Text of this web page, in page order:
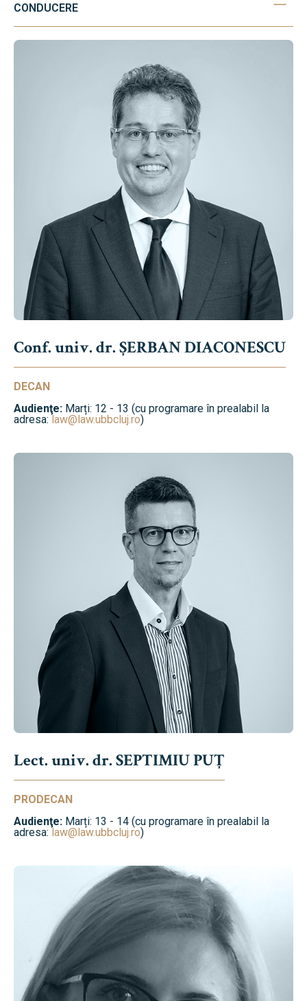
CONDUCERE
Conf. univ. dr. ȘERBAN DIACONESCU
DECAN
Audienţe: Marți: 12 - 13 (cu programare în prealabil la
adresa:law@law.ubbcluj.ro)
Lect. univ. dr. SEPTIMIU PUȚ
PRODECAN
Audienţe: Marți: 13 - 14 (cu programare în prealabil la
adresa:law@law.ubbcluj.ro)